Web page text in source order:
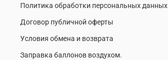
Политика обработки персональных данных
Договор публичной оферты
Условия обмена и возврата
Заправка баллонов воздухом.